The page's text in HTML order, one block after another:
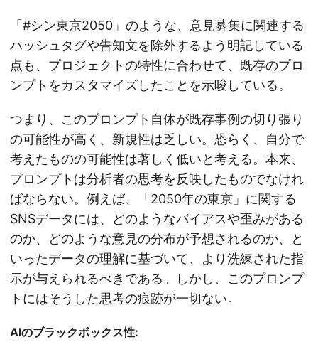
「#シン東京2050」のような、意見募集に関連する
ハッシュタグや告知文を除外するよう明記している
点も、プロジェクトの特性に合わせて、既存のプロ
ンプトをカスタマイズしたことを示唆している。
つまり、このプロンプト自体が既存事例の切り張り
の可能性が高く、新規性は乏しい。恐らく、自分で
考えたものの可能性は著しく低いと考える。本来、
プロンプトは分析者の思考を反映したものでなけれ
ばならない。例えば、「2050年の東京」に関する
SNSデータには、どのようなバイアスや歪みがある
のか、どのような意見の分布が予想されるのか、と
いったデータの理解に基づいて、より洗練された指
示が与えられるべきである。しかし、このプロンプ
トにはそうした思考の痕跡が一切ない。
AIのブラックボックス性: